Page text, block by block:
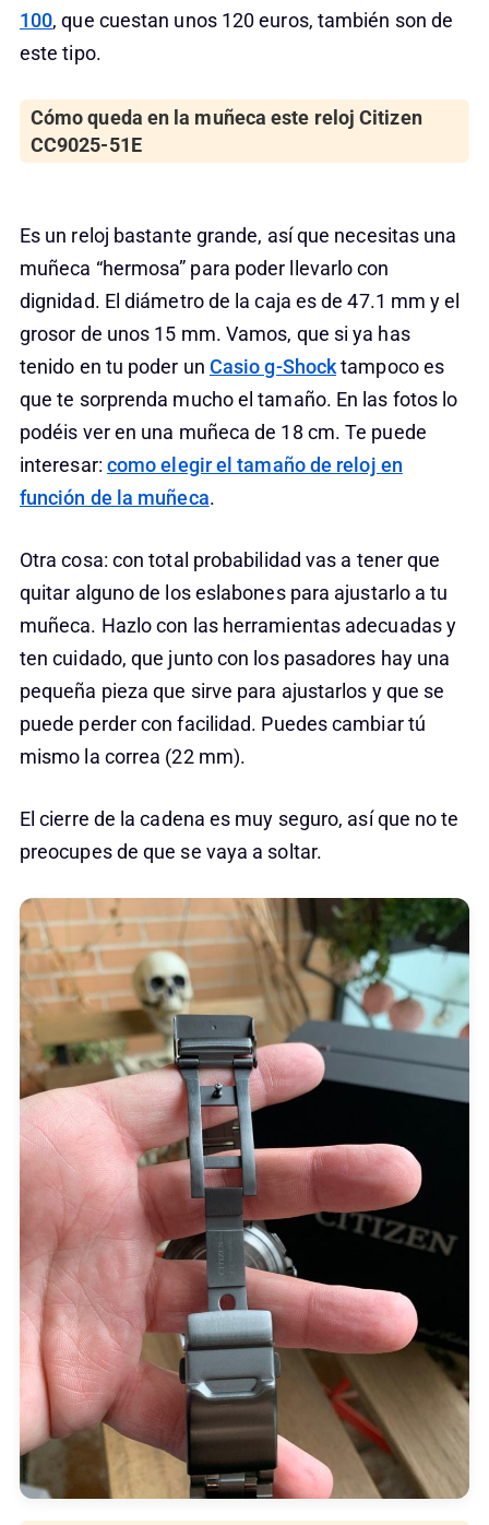
100, que cuestan unos 120 euros, también son de
este tipo.
Cómo queda en la muñeca este reloj Citizen
CC9025-51E
Es un reloj bastante grande, así que necesitas una
muñeca “hermosa” para poder llevarlo con
dignidad. El diámetro de la caja es de 47.1 mm y el
grosor de unos 15 mm. Vamos, que si ya has
tenido en tu poder un Casio g-Shocktampoco es
que te sorprenda mucho el tamaño. En las fotos lo
podéis ver en una muñeca de 18 cm. Te puede
interesar: como elegir el tamaño de reloj en
función de la muñeca.
Otra cosa: con total probabilidad vas a tener que
quitar alguno de los eslabones para ajustarlo a tu
muñeca. Hazlo con las herramientas adecuadas y
ten cuidado, que junto con los pasadores hay una
pequeña pieza que sirve para ajustarlos y que se
puede perder con facilidad. Puedes cambiar tú
mismo la correa (22 mm).
El cierre de la cadena es muy seguro, así que no te
preocupes de que se vaya a soltar.